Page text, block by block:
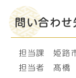
問い合わせ
担当課 姫路
担当者 髙橋